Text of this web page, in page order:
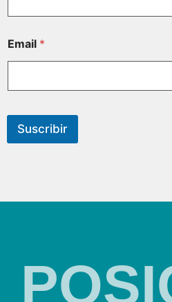
Email *
Suscribir